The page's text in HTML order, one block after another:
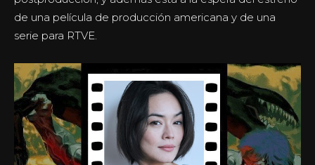
de una película de producción americana y de una
serie para RTVE.